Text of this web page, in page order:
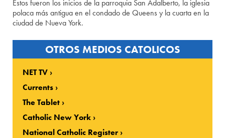
Estos fueron los inicios de la parroquia San Adalberto, la iglesia
polaca más antigua en el condado de Queens y la cuarta en la
ciudad de Nueva York.
OTROS MEDIOS CATOLICOS
NET TV
Currents
The Tablet
Catholic New York
National Catholic Register